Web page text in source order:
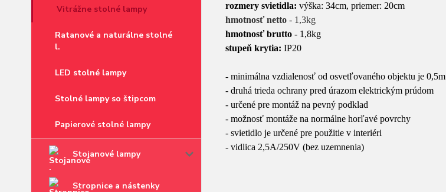
Vitrážne stolné lampy
Ratanové a naturálne stolné
l.
LED stolné lampy
Stolné lampy so štipcom
Papierové stolné lampy
Stojanové lampy
Stropnice a nástenky
rozmery svietidla: výška: 34cm, priemer: 20cm
hmotnosť netto- 1,3kg
hmotnosť brutto- 1,8kg
stupeň krytia: IP20
- minimálna vzdialenosť od osvetľovaného objektu je 0,5m
- druhá trieda ochrany pred úrazom elektrickým prúdom
- určené pre montáž na pevný podklad
- možnosť montáže na normálne horľavé povrchy
- svietidlo je určené pre použitie v interiéri
- vidlica 2,5A/250V (bez uzemnenia)